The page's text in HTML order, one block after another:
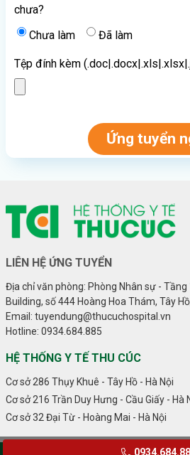
chưa?
Chưa làm
Đã làm
Tệp đính kèm
LIÊN HỆ ỨNG TUYỂN
Địa chỉ văn phòng: Phòng Nhân sự -
Building, số 444 Hoàng Hoa Thám, Tây
Email: tuyendung@thucuchospital.vn
Hotline: 0934.684.885
HỆ THỐNG Y TẾ THU CÚC
Cơ sở 286 Thụy Khuê - Tây Hồ - Hà Nội
Cơ sở 216 Trần Duy Hưng - Cầu Giấy - Hà
Cơ sở 32 Đại Từ - Hoàng Mai - Hà Nội